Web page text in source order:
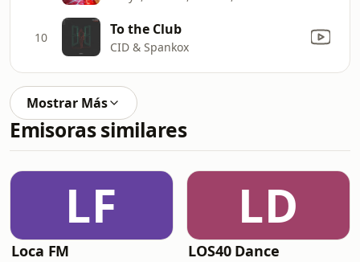
10 To the Club
CID & Spankox
Mostrar Más
Emisoras similares
LF
Loca FM
LD
LOS40 Dance